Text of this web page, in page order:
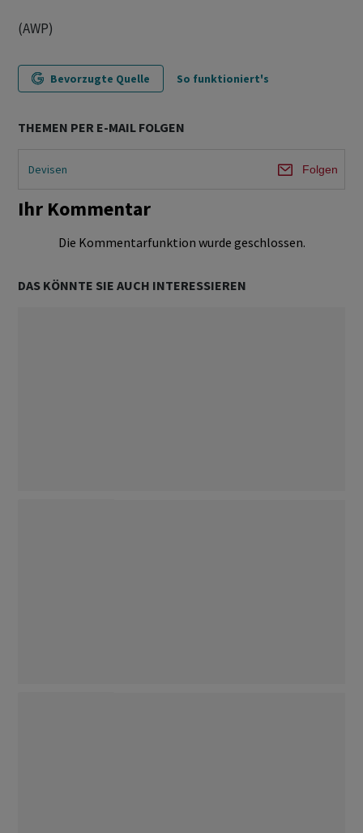
(AWP)
Bevorzugte Quelle So funktioniert's
THEMEN PER E-MAIL FOLGEN
Devisen Folgen
Ihr Kommentar
Die Kommentarfunktion wurde geschlossen.
DAS KÖNNTE SIE AUCH INTERESSIEREN